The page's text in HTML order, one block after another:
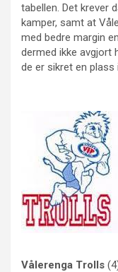
tabellen. Det krever
kamper, samt at
med bedre margin
dermed ikke avgjort
de er sikret en plass
Vålerenga Trolls